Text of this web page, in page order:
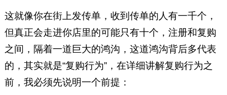
这就像你在街上发传单，收到传单的人有一千个，
但真正会走进你店里的可能只有十个，注册和复购
之间，隔着一道巨大的鸿沟，这道鸿沟背后多代表
的，其实就是“复购行为”，在详细讲解复购行为之
前，我必须先说明一个前提：